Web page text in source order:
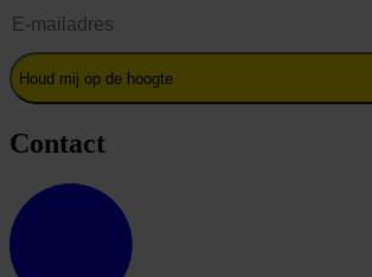
Houd mij op de hoogte
Contact